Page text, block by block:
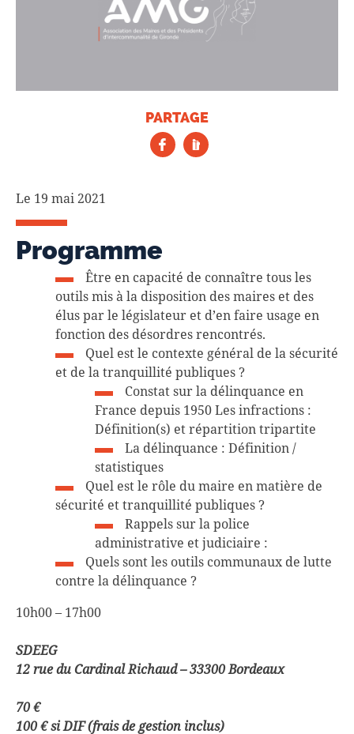
PARTAGE
Le 19 mai 2021
Programme
Être en capacité de connaître tous les
outils mis à la disposition des maires et des
élus par le législateur et d’en faire usage en
fonction des désordres rencontrés.
Quel est le contexte général de la sécurité
et de la tranquillité publiques ?
Constat sur la délinquance en
France depuis 1950 Les infractions :
Définition(s) et répartition tripartite
La délinquance : Définition /
statistiques
Quel est le rôle du maire en matière de
sécurité et tranquillité publiques ?
Rappels sur la police
administrative et judiciaire :
Quels sont les outils communaux de lutte
contre la délinquance ?
10h00 – 17h00
SDEEG
12 rue du Cardinal Richaud – 33300 Bordeaux
70 €
100 € si DIF (frais de gestion inclus)